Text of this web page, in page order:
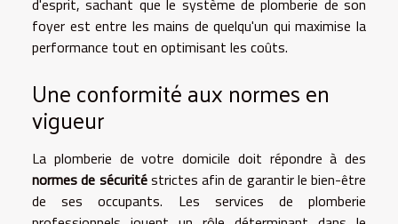
foyer est entre les mains de quelqu'un qui maximise la
performance tout en optimisant les coûts.
Une conformité aux normes en
vigueur
La plomberie de votre domicile doit répondre à des
normes de sécuritéstrictes afin de garantir le bien-être
de ses occupants. Les services de plomberie